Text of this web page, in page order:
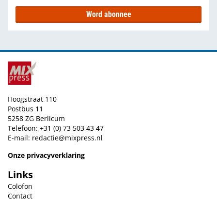
Word abonnee
Hoogstraat 110
Postbus 11
5258 ZG Berlicum
Telefoon: +31 (0) 73 503 43 47
E-mail: redactie@mixpress.nl
Onze privacyverklaring
Links
Colofon
Contact